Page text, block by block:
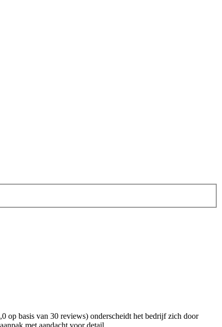
op basis van 30 reviews) onderscheidt het bedrijf zich door
met aandacht voor detail.